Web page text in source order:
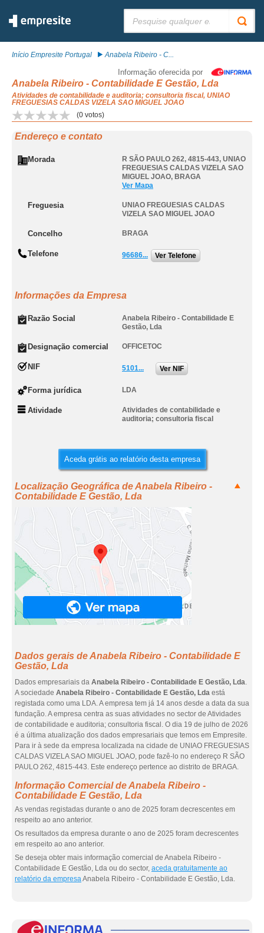
Início Empresite Portugal Anabela Ribeiro - C...
Informação oferecida por
Anabela Ribeiro - Contabilidade E Gestão, Lda
Atividades de contabilidade e auditoria; consultoria fiscal, UNIAO
FREGUESIAS CALDAS VIZELA SAO MIGUEL JOAO
(0 votos)
Endereço e contato
Morada R SÃO PAULO 262, 4815-443, UNIAO
FREGUESIAS CALDAS VIZELA SAO
MIGUEL JOAO, BRAGA
Ver Mapa
Freguesia
UNIAO FREGUESIAS CALDAS
VIZELA SAO MIGUEL JOAO
Concelho BRAGA
Telefone 96686... Ver Telefone
Informações da Empresa
Razão Social
Anabela Ribeiro - Contabilidade E
Gestão, Lda
Designação comercial OFFICETOC
NIF 5101... Ver NIF
Forma jurídica LDA
Atividade
Atividades de contabilidade e
auditoria; consultoria fiscal
Aceda grátis ao relatório desta empresa
Localização Geográfica de Anabela Ribeiro -
Contabilidade E Gestão, Lda
Dados gerais de Anabela Ribeiro - Contabilidade E
Gestão, Lda
Dados empresariais da Anabela Ribeiro - Contabilidade E Gestão, Lda.
A sociedade Anabela Ribeiro - Contabilidade E Gestão, Lda está
registada como uma LDA. A empresa tem já 14 anos desde a data da sua
fundação. A empresa centra as suas atividades no sector de Atividades
de contabilidade e auditoria; consultoria fiscal. O dia 19 de julho de 2026
é a última atualização dos dados empresariais que temos em Empresite.
Para ir à sede da empresa localizada na cidade de UNIAO FREGUESIAS
CALDAS VIZELA SAO MIGUEL JOAO, pode fazê-lo no endereço R SÃO
PAULO 262, 4815-443. Este endereço pertence ao distrito de BRAGA.
Informação Comercial de Anabela Ribeiro -
Contabilidade E Gestão, Lda
As vendas registadas durante o ano de 2025 foram decrescentes em
respeito ao ano anterior.
Os resultados da empresa durante o ano de 2025 foram decrescentes
em respeito ao ano anterior.
Se deseja obter mais informação comercial de Anabela Ribeiro -
Contabilidade E Gestão, Lda ou do sector, aceda gratuitamente ao
relatório da empresaAnabela Ribeiro - Contabilidade E Gestão, Lda.